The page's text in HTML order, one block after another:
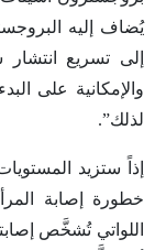
يُضاف إليه
إلى تسريع
والإمكانية على
لذلك”.
إذاً ستزيد
خطورة إصابة
اللواتي تُشخَّص